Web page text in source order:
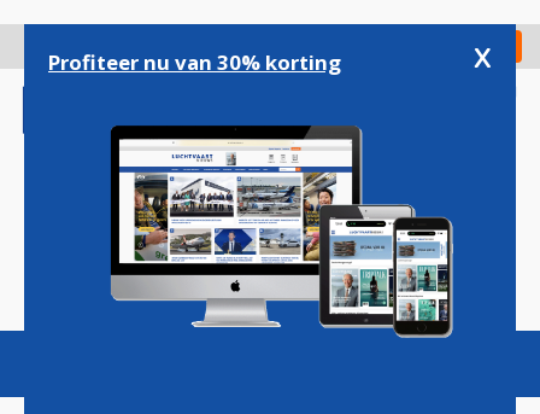
gaan
Check in
Magazine Podcasts Vacatures
Profiteer nu van 30% korting x